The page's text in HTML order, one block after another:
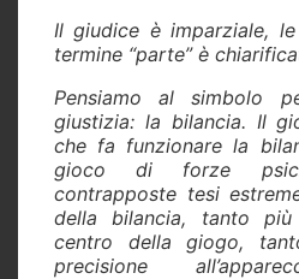
Il giudice è imparziale,
termine “parte” è
Pensiamo al simbolo
giustizia: la bilancia. Il
che fa funzionare la
gioco di forze
contrapposte tesi
della bilancia, tanto
centro della giogo,
precisione